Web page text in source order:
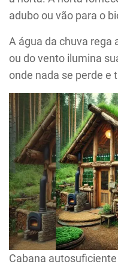
adubo ou vão para o
A água da chuva rega
ou do vento ilumina
onde nada se perde e
Cabana